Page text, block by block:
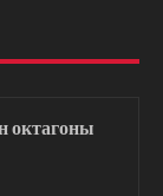
октагоны